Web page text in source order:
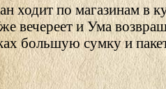
ходит по магазинам в
вечереет и Ума
большую сумку и